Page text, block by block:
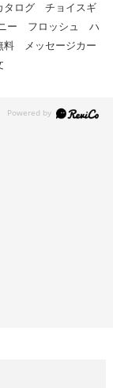
ログ チョイスギ
ー フロッシュ ハ
メッセージカー